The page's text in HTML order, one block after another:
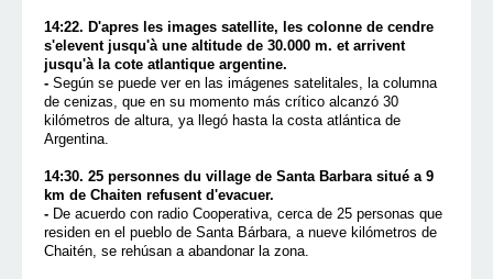
14:22. D'apres les images satellite, les colonne de cendre
s'elevent jusqu'à une altitude de 30.000 m. et arrivent
jusqu'à la cote atlantique argentine.
- Según se puede ver en las imágenes satelitales, la columna
de cenizas, que en su momento más crítico alcanzó 30
kilómetros de altura, ya llegó hasta la costa atlántica de
Argentina.
14:30. 25 personnes du village de Santa Barbara situé a 9
km de Chaiten refusent d'evacuer.
- De acuerdo con radio Cooperativa, cerca de 25 personas que
residen en el pueblo de Santa Bárbara, a nueve kilómetros de
Chaitén, se rehúsan a abandonar la zona.